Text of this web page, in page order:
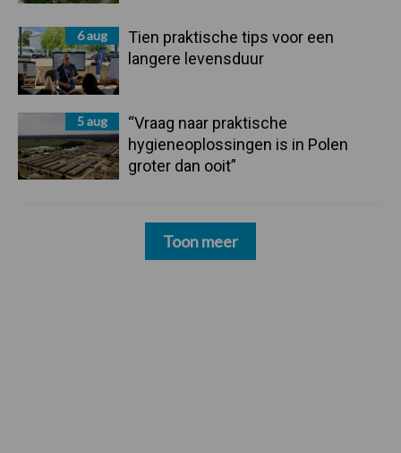
6 aug
Tien praktische tips voor een
langere levensduur
5 aug
“Vraag naar praktische
hygieneoplossingen is in Polen
groter dan ooit”
Toon meer